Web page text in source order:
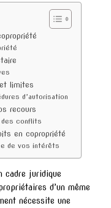
limites
d’autorisation
recours
conflits
en copropriété
de vos intérêts
cadre juridique
d’un même
nécessite une